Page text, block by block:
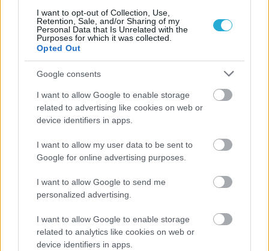
I want to opt-out of Collection, Use,
Retention, Sale, and/or Sharing of my
Personal Data that Is Unrelated with the
Purposes for which it was collected.
Opted Out
Google consents
I want to allow Google to enable storage
related to advertising like cookies on web or
device identifiers in apps.
I want to allow my user data to be sent to
Google for online advertising purposes.
I want to allow Google to send me
personalized advertising.
I want to allow Google to enable storage
related to analytics like cookies on web or
device identifiers in apps.
ΡΟΗ ΕΙΔΗΣΕΩΝ
07/08/2026
«Αντίο» με ήττα για τις διεθνείς μας στο τουρνουά του
Το πάλεψε μέχρι τέλους η Εθνική γυναικών κόντρα
στην Ιταλία Β’
06/08/2026
Η FIVB σχεδιάζει να διοργανώσει το Παγκόσμιο